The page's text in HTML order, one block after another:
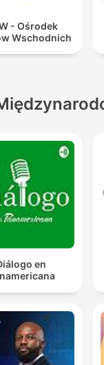
- Ośrodek
Wschodnich
en